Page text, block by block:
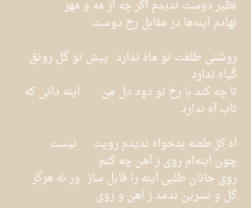
نهادم آینه‌ها در مقابل رخ دوست
روشنی طلعت تو ماه ندارد	 پیش تو گل رونق
گیاه ندارد
تا چه کند با رخ تو دود دل من	آینه دانی که
تاب آه ندارد
آه کز طعنه بدخواه ندیدم رویت	 نیست
چون آینه‌ام روی ز آهن چه کنم
روی جانان طلبی آینه را قابل ساز	ور نه هرگز
گل و نسرین ندمد ز آهن و روی